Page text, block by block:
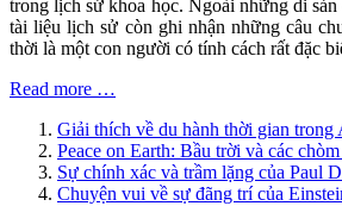
trong lịch sử khoa học. Ngoài những di
tài liệu lịch sử còn ghi nhận những câu
thời là một con người có tính cách rất đặc
Read more …
Giải thích về du hành thời gian trong
Peace on Earth: Bầu trời và các chòm
Sự chính xác và trầm lặng của Paul
Chuyện vui về sự đãng trí của